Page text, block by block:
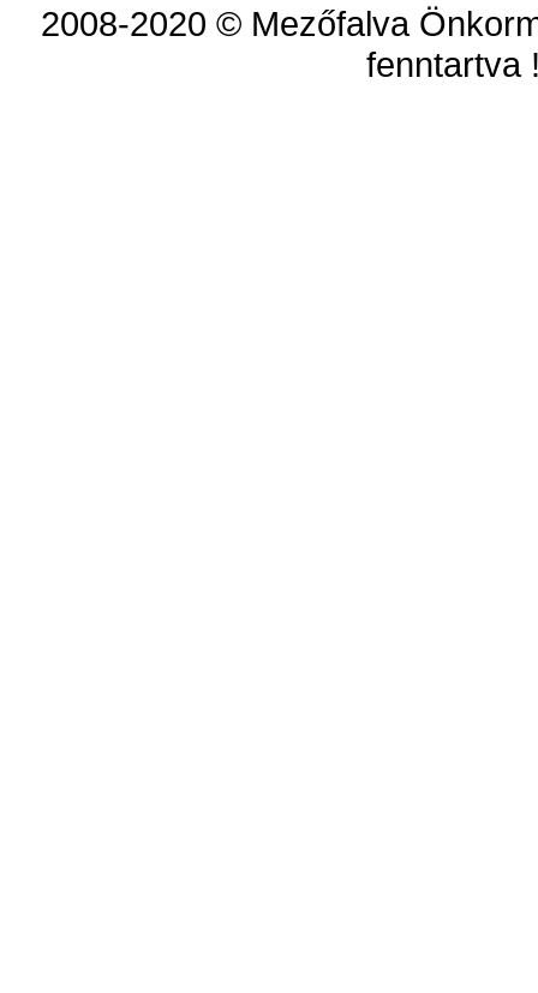
2008-2020 © Mezőfalva
fenntartva